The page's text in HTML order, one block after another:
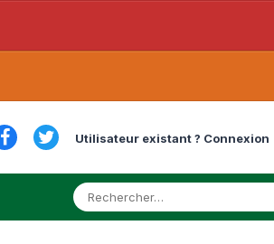
Utilisateur existant ? Connexion